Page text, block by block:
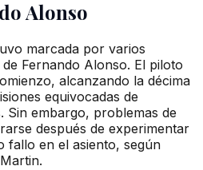
Alonso
marcada por varios
Fernando Alonso. El piloto
alcanzando la décima
equivocadas de
Sin embargo, problemas de
después de experimentar
fallo en el asiento, según